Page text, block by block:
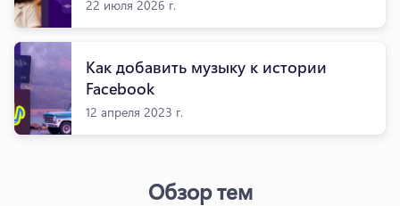
22 июля 2026 г.
Как добавить музыку к истории
Facebook
12 апреля 2023 г.
Обзор тем